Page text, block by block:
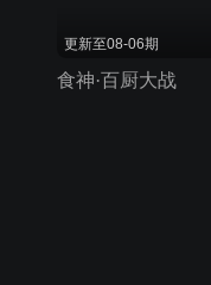
更新至08-06期
食神·百厨大战